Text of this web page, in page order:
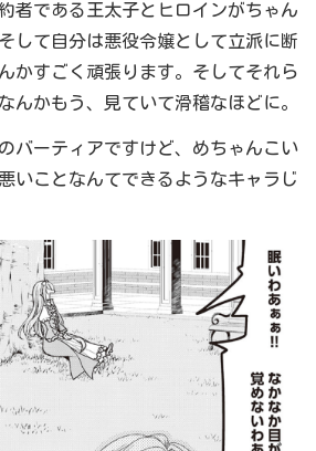
者である王太子とヒロインがちゃん
して自分は悪役令嬢として立派に断
かすごく頑張ります。そしてそれら
んかもう、見ていて滑稽なほどに。
バーティアですけど、めちゃんこい
いことなんてできるようなキャラじ